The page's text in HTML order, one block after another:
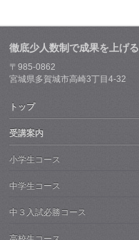
徹底少人数制で成果を上げる
〒985-0862
宮城県多賀城市高崎3丁目4-32
トップ
受講案内
小学生コース
中学生コース
中３入試必勝コース